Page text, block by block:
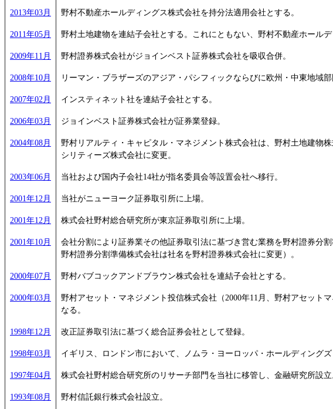
2013年03月 野村不動産ホールディングス株式会社を持分法適用会社とする。
2011年05月 野村土地建物を連結子会社とする。これにともない、野村不動産ホール
2009年11月 野村證券株式会社がジョインベスト証券株式会社を吸収合併。
2008年10月 リーマン・ブラザーズのアジア・パシフィックならびに欧州・中東地域部
2007年02月 インスティネット社を連結子会社とする。
2006年03月 ジョインベスト証券株式会社が証券業登録。
2004年08月
野村リアルティ・キャピタル・マネジメント株式会社は、野村土地建物
シリティーズ株式会社に変更。
2003年06月 当社および国内子会社14社が指名委員会等設置会社へ移行。
2001年12月 当社がニューヨーク証券取引所に上場。
2001年12月 株式会社野村総合研究所が東京証券取引所に上場。
2001年10月
会社分割により証券業その他証券取引法に基づき営む業務を野村證券分
野村證券分割準備株式会社は社名を野村證券株式会社に変更）。
2000年07月 野村バブコックアンドブラウン株式会社を連結子会社とする。
2000年03月
野村アセット・マネジメント投信株式会社（2000年11月、野村アセット
なる。
1998年12月 改正証券取引法に基づく総合証券会社として登録。
1998年03月 イギリス、ロンドン市において、ノムラ・ヨーロッパ・ホールディングズ
1997年04月 株式会社野村総合研究所のリサーチ部門を当社に移管し、金融研究所設立
1993年08月 野村信託銀行株式会社設立。